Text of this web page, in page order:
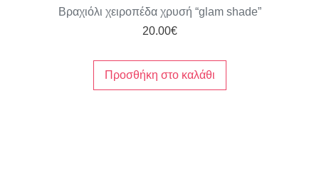
Βραχιόλι χειροπέδα χρυσή “glam shade”
20.00€
Προσθήκη στο καλάθι